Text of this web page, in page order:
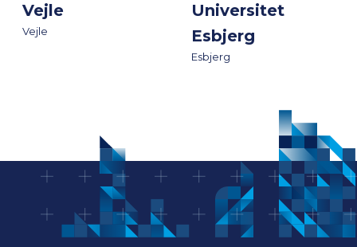
Vejle
Vejle
Universitet
Esbjerg
Esbjerg